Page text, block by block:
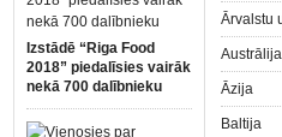
Izstādē “Riga Food
2018” piedalīsies vairāk
nekā 700 dalībnieku
Ārvalstu
Austrālija
Āzija
Baltija